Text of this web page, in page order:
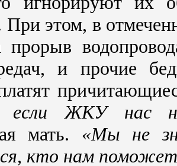
этом, в
и прочие
если ЖКУ нас
мать. «Мы не
кто нам